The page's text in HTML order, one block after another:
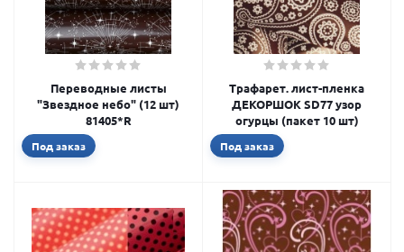
Переводные листы
"Звездное небо" (12 шт)
81405*R
Под заказ
Трафарет. лист-пленка
ДЕКОРШОК SD77 узор
огурцы (пакет 10 шт)
Под заказ